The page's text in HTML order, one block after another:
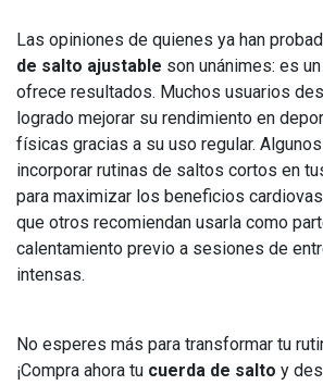
Las opiniones de quienes ya han
de salto ajustable son unánimes: es
ofrece resultados. Muchos usuarios
logrado mejorar su rendimiento en
físicas gracias a su uso regular.
incorporar rutinas de saltos cortos en
para maximizar los beneficios
que otros recomiendan usarla como
calentamiento previo a sesiones de
intensas.
No esperes más para transformar tu
¡Compra ahora tu cuerda de salto y